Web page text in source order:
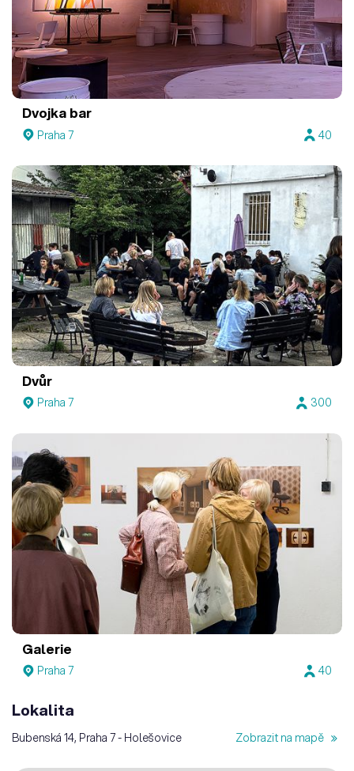
Dvojka bar
Praha 7 40
Dvůr
Praha 7 300
Galerie
Praha 7 40
Lokalita
Bubenská 14, Praha 7 - Holešovice Zobrazit na mapě